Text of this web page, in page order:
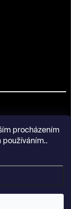
procházením
používáním..
. Všechna práva